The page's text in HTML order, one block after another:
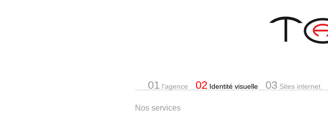
01 l'agence 02 Identité visuelle 03 Sites internet
Nos services